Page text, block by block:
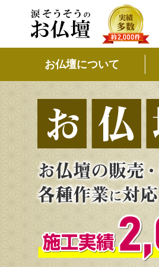
お仏壇について